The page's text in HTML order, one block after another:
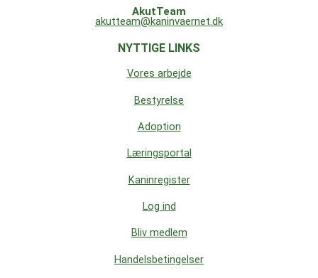
AkutTeam
akutteam@kaninvaernet.dk
NYTTIGE LINKS
Vores arbejde
Bestyrelse
Adoption
Læringsportal
Kaninregister
Log ind
Bliv medlem
Handelsbetingelser